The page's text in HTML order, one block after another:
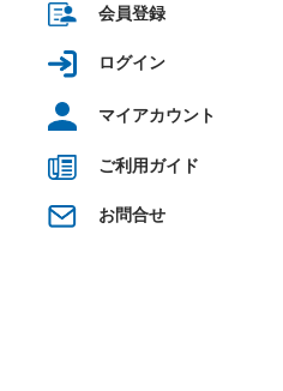
会員登録
ログイン
マイアカウント
ご利用ガイド
お問合せ